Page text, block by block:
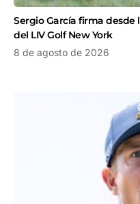
Sergio García firma desde
del LIV Golf New York
8 de agosto de 2026